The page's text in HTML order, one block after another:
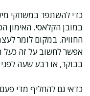
כדי להשתפר במשחקי
במובן הקלאסי. האימון
אפשר לחשוב על זה כעל
בבוקר, או רבע שעה
כדאי גם להחליף מדי